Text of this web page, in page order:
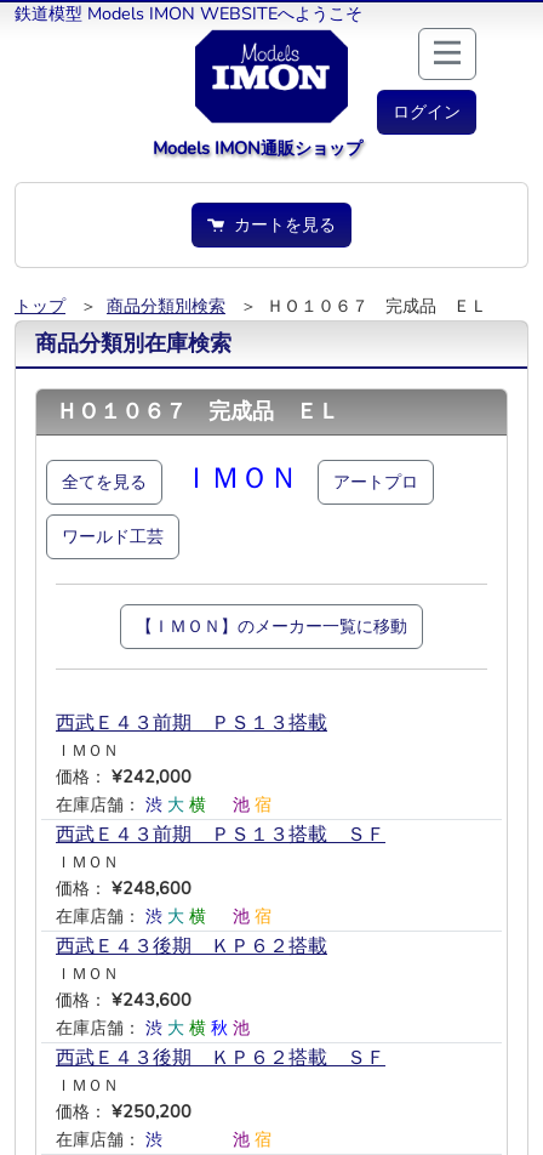
鉄道模型 Models IMON WEBSITEへようこそ
ログイン
Models IMON通販ショップ
カートを見る
トップ ＞ 商品分類別検索 ＞ ＨＯ１０６７ 完成品 ＥＬ
商品分類別在庫検索
ＨＯ１０６７ 完成品 ＥＬ
全てを見る ＩＭＯＮ アートプロ
ワールド工芸
【ＩＭＯＮ】のメーカー一覧に移動
西武Ｅ４３前期 ＰＳ１３搭載
ＩＭＯＮ
価格： ¥242,000
在庫店舗： 渋 大 横 池 宿
西武Ｅ４３前期 ＰＳ１３搭載 ＳＦ
ＩＭＯＮ
価格： ¥248,600
在庫店舗： 渋 大 横 池 宿
西武Ｅ４３後期 ＫＰ６２搭載
ＩＭＯＮ
価格： ¥243,600
在庫店舗： 渋 大 横 秋 池
西武Ｅ４３後期 ＫＰ６２搭載 ＳＦ
ＩＭＯＮ
価格： ¥250,200
在庫店舗： 渋 池 宿